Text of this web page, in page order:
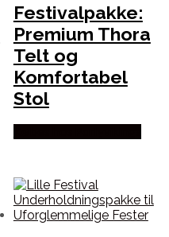
Festivalpakke:
Premium Thora
Telt og
Komfortabel
Stol